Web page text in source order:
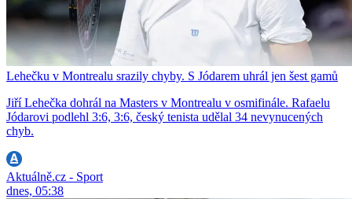
Lehečku v Montrealu srazily chyby. S Jódarem uhrál jen šest gamů
Jiří Lehečka dohrál na Masters v Montrealu v osmifinále. Rafaelu
Jódarovi podlehl 3:6, 3:6, český tenista udělal 34 nevynucených
chyb.
Aktuálně.cz - Sport
dnes, 05:38